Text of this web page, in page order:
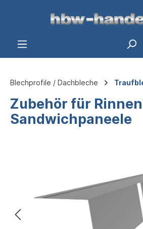
springen
Blechprofile / Dachbleche
Zubehör für
Sandwichpaneele